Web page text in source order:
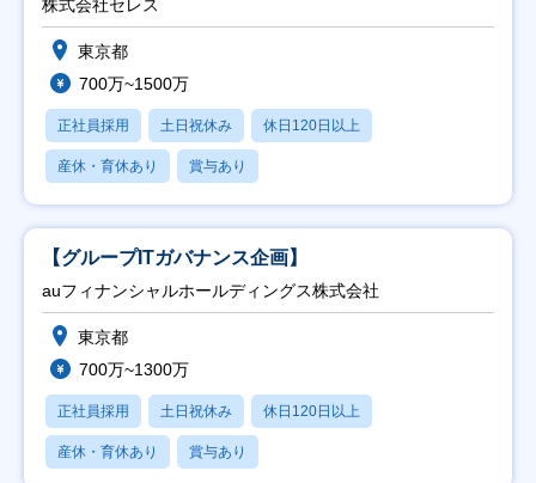
株式会社セレス
東京都
700万~1500万
正社員採用 土日祝休み 休日120日以上
産休・育休あり 賞与あり
【グループITガバナンス企画】
auフィナンシャルホールディングス株式会社
東京都
700万~1300万
正社員採用 土日祝休み 休日120日以上
産休・育休あり 賞与あり